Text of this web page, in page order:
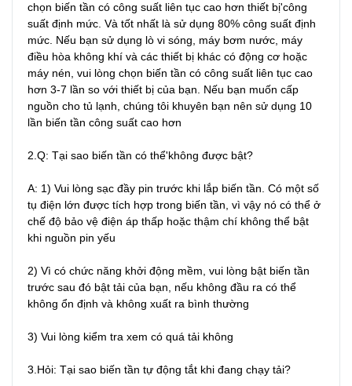
chọn biến tần có công suất liên tục cao hơn thiết bị'công
suất định mức. Và tốt nhất là sử dụng 80% công suất định
mức. Nếu bạn sử dụng lò vi sóng, máy bơm nước, máy
điều hòa không khí và các thiết bị khác có động cơ hoặc
máy nén, vui lòng chọn biến tần có công suất liên tục cao
hơn 3-7 lần so với thiết bị của bạn. Nếu bạn muốn cấp
nguồn cho tủ lạnh, chúng tôi khuyên bạn nên sử dụng 10
lần biến tần công suất cao hơn
2.Q: Tại sao biến tần có thể'không được bật?
A: 1) Vui lòng sạc đầy pin trước khi lắp biến tần. Có một số
tụ điện lớn được tích hợp trong biến tần, vì vậy nó có thể ở
chế độ bảo vệ điện áp thấp hoặc thậm chí không thể bật
khi nguồn pin yếu
2) Vì có chức năng khởi động mềm, vui lòng bật biến tần
trước sau đó bật tải của bạn, nếu không đầu ra có thể
không ổn định và không xuất ra bình thường
3) Vui lòng kiểm tra xem có quá tải không
3.Hỏi: Tại sao biến tần tự động tắt khi đang chạy tải?